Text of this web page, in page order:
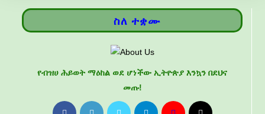
ስለ ተቋሙ
የብዝሀ ሕይወት ማዕከል ወደ ሆነችው ኢትዮጵያ እንኳን በደህና
መጡ!